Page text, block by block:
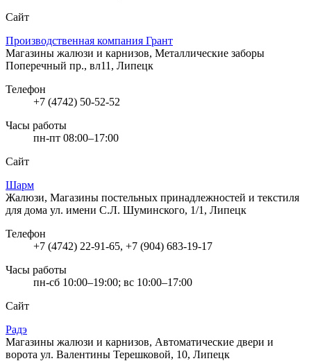
Сайт
Производственная компания Грант
Магазины жалюзи и карнизов, Металлические заборы
Поперечный пр., вл11, Липецк
Телефон
+7 (4742) 50-52-52
Часы работы
пн-пт 08:00–17:00
Сайт
Шарм
Жалюзи, Магазины постельных принадлежностей и текстиля
для дома ул. имени С.Л. Шуминского, 1/1, Липецк
Телефон
+7 (4742) 22-91-65, +7 (904) 683-19-17
Часы работы
пн-сб 10:00–19:00; вс 10:00–17:00
Сайт
Радэ
Магазины жалюзи и карнизов, Автоматические двери и
ворота ул. Валентины Терешковой, 10, Липецк